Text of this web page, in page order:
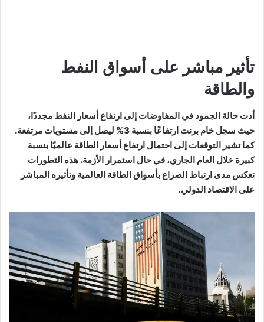
تأثير مباشر على أسواق النفط
والطاقة
أدت حالة الجمود في المفاوضات إلى ارتفاع أسعار النفط مجددًا،
حيث سجل خام برنت ارتفاعًا بنسبة 3% ليصل إلى مستويات مرتفعة.
كما تشير التوقعات إلى احتمال ارتفاع أسعار الطاقة عالميًا بنسبة
كبيرة خلال العام الجاري، في حال استمرار الأزمة. هذه التطورات
تعكس مدى ارتباط الصراع بأسواق الطاقة العالمية وتأثيره المباشر
على الاقتصاد الدولي.